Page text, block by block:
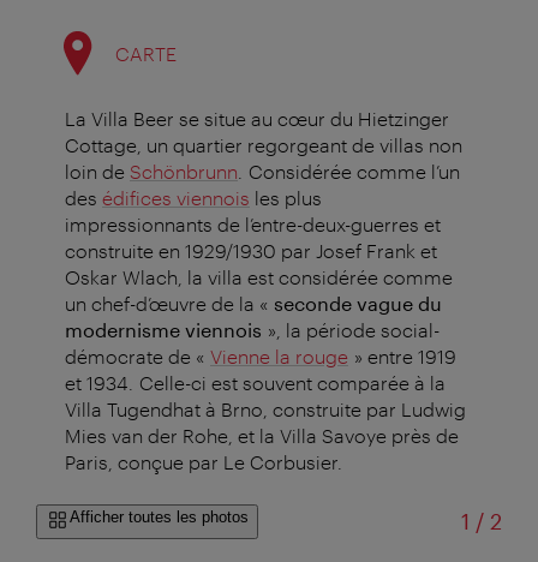
CARTE
La Villa Beer se situe au cœur du Hietzinger
Cottage, un quartier regorgeant de villas non
loin de Schönbrunn . Considérée comme l’un
des édifices viennois les plus
impressionnants de l’entre-deux-guerres et
construite en 1929/1930 par Josef Frank et
Oskar Wlach, la villa est considérée comme
un chef-d’œuvre de la « seconde vague du
modernisme viennois », la période social-
démocrate de « Vienne la rouge » entre 1919
et 1934. Celle-ci est souvent comparée à la
Villa Tugendhat à Brno, construite par Ludwig
Mies van der Rohe, et la Villa Savoye près de
Paris, conçue par Le Corbusier.
Afficher toutes les photos 1 /sur
2